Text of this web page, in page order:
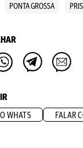
PONTA GROSSA
WHATS FALAR